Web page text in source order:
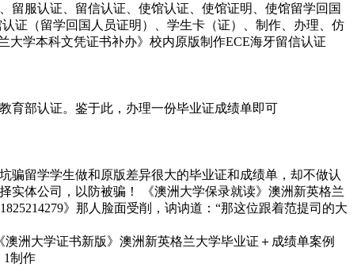
留服认证、留信认证、使馆认证、使馆证明、使馆留学回国
证（留学回国人员证明）、学生卡（证）、制作、办理、仿
大学本科文凭证书补办》校内原版制作ECE海牙留信认证
育部认证。鉴于此，办理一份毕业证成绩单即可
骗留学学生做和原版差异很大的毕业证和成绩单，却不做认
实体公司，以防被骗！ 《澳洲大学保录就读》澳洲新英格兰
》那人脸面受削，讷讷道：“那这位跟着范提司的大
洲大学证书新版》澳洲新英格兰大学毕业证＋成绩单案例
1制作